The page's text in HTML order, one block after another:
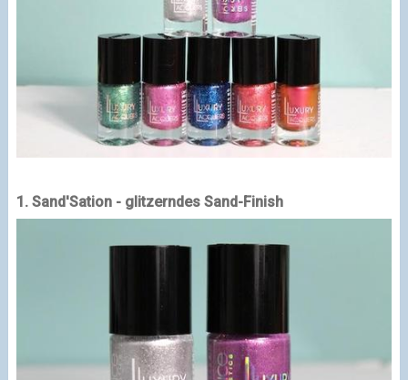
1. Sand'Sation - glitzerndes Sand-Finish